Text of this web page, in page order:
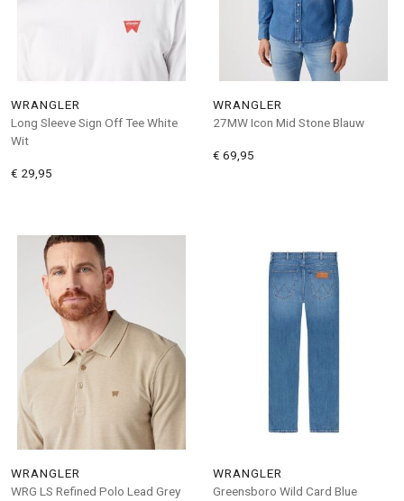
WRANGLER
Long Sleeve Sign Off Tee White
Wit
€ 29,95
WRANGLER
27MW Icon Mid Stone Blauw
€ 69,95
WRANGLER
WRG LS Refined Polo Lead Grey
WRANGLER
Greensboro Wild Card Blue